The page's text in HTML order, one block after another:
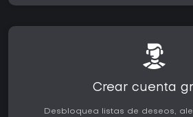
Crear cuenta
Desbloquea listas de deseos,